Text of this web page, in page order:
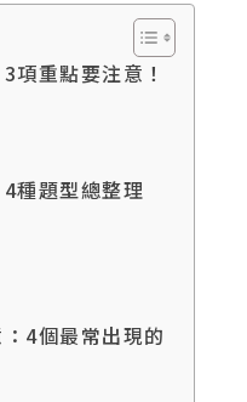
項重點要注意！
種題型總整理
4個最常出現的